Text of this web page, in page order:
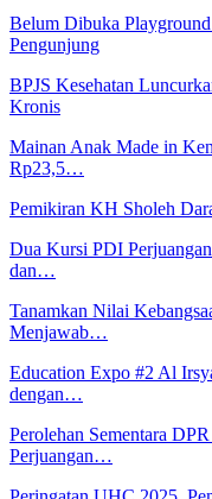
Belum Dibuka
Pengunjung
BPJS Kesehatan
Kronis
Mainan Anak Made in
Rp23,5…
Pemikiran KH Sholeh
Dua Kursi PDI
dan…
Tanamkan Nilai
Menjawab…
Education Expo #2 Al
dengan…
Perolehan Sementara
Perjuangan…